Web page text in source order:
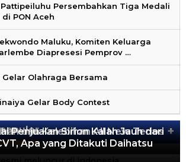
Persembahkan Tiga Medali
PON Aceh
Maluku, Komiten Keluarga
Diapresesi Pemprov …
Gelar Olahraga Bersama
Gelar Body Contest
+
dan Kelebihan All New Terios
Penjualan Sirion Kalah Jauh dari
Apa yang Ditakuti Daihatsu